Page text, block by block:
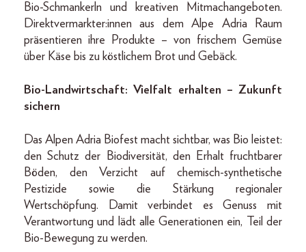
Bio-Schmankerln und kreativen Mitmachangeboten.
Direktvermarkter:innen aus dem Alpe Adria Raum
präsentieren ihre Produkte – von frischem Gemüse
über Käse bis zu köstlichem Brot und Gebäck.
Bio-Landwirtschaft: Vielfalt erhalten – Zukunft
sichern
Das Alpen Adria Biofest macht sichtbar, was Bio leistet:
den Schutz der Biodiversität, den Erhalt fruchtbarer
Böden, den Verzicht auf chemisch-synthetische
Pestizide sowie die Stärkung regionaler
Wertschöpfung. Damit verbindet es Genuss mit
Verantwortung und lädt alle Generationen ein, Teil der
Bio-Bewegung zu werden.